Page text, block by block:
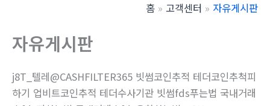
홈 고객센터 자유게시판
자유게시판
j8T_텔레@CASHFILTER365 빗썸코인추적 테더코인추척피
하기 업비트코인추적 테더수사기관 빗썸fds푸는법 국내거래